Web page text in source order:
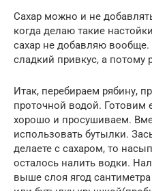
Сахар можно и не
когда делаю такие
сахар не добавляю
сладкий привкус, а потому
Итак, перебираем рябину,
проточной водой. Готовим
хорошо и просушиваем.
использовать бутылки.
делаете с сахаром, то
осталось налить водки.
выше слоя ягод